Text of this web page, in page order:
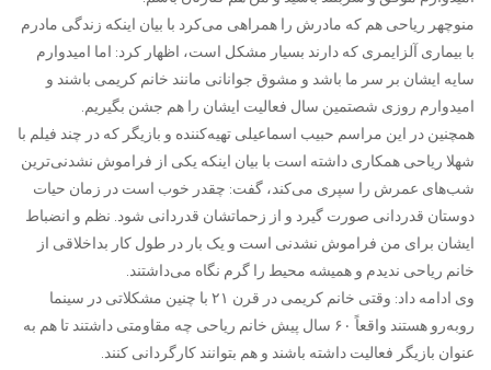
منوچهر ریاحی هم که مادرش را همراهی می‌کرد با بیان اینکه زندگی مادرم
با بیماری آلزایمری که دارند بسیار مشکل است، اظهار کرد: اما امیدوارم
سایه ایشان بر سر ما باشد و مشوق جوانانی مانند خانم کریمی باشند و
امیدوارم روزی شصتمین سال فعالیت ایشان را هم جشن بگیریم.
همچنین در این مراسم حبیب اسماعیلی تهیه‌کننده و بازیگر که در چند فیلم با
شهلا ریاحی همکاری داشته است با بیان اینکه یکی از فراموش نشدنی‌ترین
شب‌های عمرش را سپری می‌کند، گفت: چقدر خوب است در زمان حیات
دوستان قدردانی صورت گیرد و از زحماتشان قدردانی شود. نظم و انضباط
ایشان برای من فراموش نشدنی است و یک بار در طول کار بداخلاقی از
خانم ریاحی ندیدم و همیشه محیط را گرم نگاه می‌داشتند.
وی ادامه داد: وقتی خانم کریمی در قرن ۲۱ با چنین مشکلاتی در سینما
روبه‌رو هستند واقعاً ۶۰ سال پیش خانم ریاحی چه مقاومتی داشتند تا هم به
عنوان بازیگر فعالیت داشته باشند و هم بتوانند کارگردانی کنند.